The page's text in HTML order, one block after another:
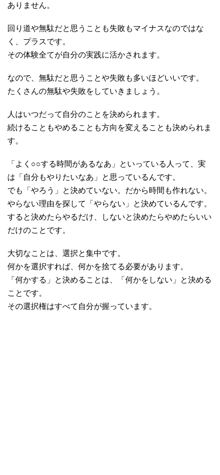
ありません。
回り道や無駄だと思うことも失敗もマイナスなのではな
く、プラスです。
その体験全てが自分の実践に活かされます。
なので、無駄だと思うことや失敗も多いほどいいです。
たくさんの無駄や失敗をしていきましょう。
人はいつだって自分のことを決められます。
続けることもやめることも方向を変えることも決められま
す。
「よく○○する時間があるなあ」といっている人って、実
は「自分もやりたいなあ」と思っているんです。
でも「やろう」と決めていない。だから時間も作れない。
やらない理由を探して「やらない」と決めているんです。
すると決めたらやるだけ、しないと決めたらやめたらいい
だけのことです。
大切なことは、選択と集中です。
何かを選択すれば、何かを捨てる必要があります。
「何かする」と決めることは、「何かをしない」と決める
ことです。
その選択権はすべて自分が握っています。